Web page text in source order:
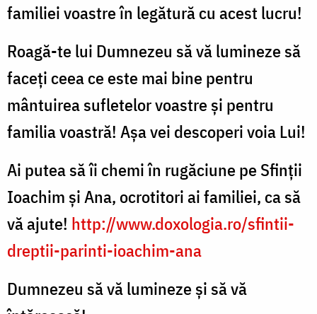
familiei voastre în legătură cu acest lucru!
Roagă-te lui Dumnezeu să vă lumineze să
faceți ceea ce este mai bine pentru
mântuirea sufletelor voastre și pentru
familia voastră! Așa vei descoperi voia Lui!
Ai putea să îi chemi în rugăciune pe Sfinții
Ioachim și Ana, ocrotitori ai familiei, ca să
vă ajute! http://www.doxologia.ro/sfintii-
dreptii-parinti-ioachim-ana
Dumnezeu să vă lumineze și să vă